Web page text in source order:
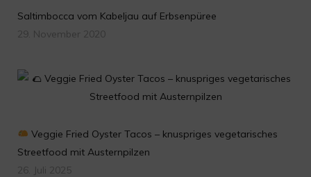
Saltimbocca vom Kabeljau auf Erbsenpüree
29. November 2020
Veggie Fried Oyster Tacos – knuspriges vegetarisches
Streetfood mit Austernpilzen
26. Juli 2025